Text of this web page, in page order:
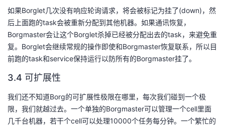
如果Borglet几次没有响应轮询请求，将会被标记为挂了(down)，然
后上面跑的task会被重新分配到其他机器。如果通讯恢复，
Borgmaster会让这个Borglet杀掉已经被分配出去的task，来避免重
复。Borglet会继续常规的操作即使和Borgmaster恢复联系，所以目
前跑的task和service保持运行以防所有的Borgmaster挂了。
3.4 可扩展性
我们还不知道Borg的可扩展性极限在哪里，每次我们碰到一个极
限，我们就越过去。一个单独的Borgmaster可以管理一个cell里面
几千台机器，若干个cell可以处理10000个任务每分钟。一个繁忙的